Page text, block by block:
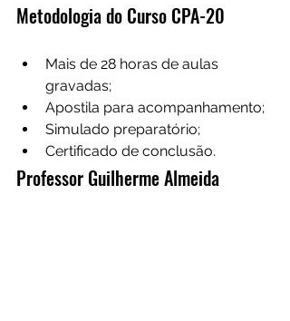
Metodologia do Curso CPA-20
Mais de 28 horas de aulas
gravadas;
Apostila para acompanhamento;
Simulado preparatório;
Certificado de conclusão.
Professor Guilherme Almeida